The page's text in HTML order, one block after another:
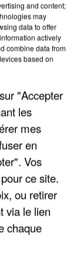
REFUGES
and content;
may
data to offer
actively
combine data from
based on
"Accepter
les
mes
en
Vos
ce site.
ou retirer
via le lien
chaque